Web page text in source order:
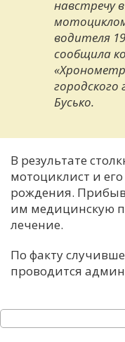
навстречу
водителя
сообщила
городского
Бусько.
В результате
мотоциклист и
рождения.
им медицинскую
лечение.
По факту
проводится